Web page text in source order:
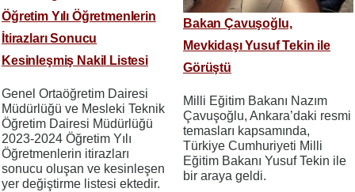
Öğretim Yılı Öğretmenlerin
İtirazları Sonucu
Kesinleşmiş Nakil Listesi
Genel Ortaöğretim Dairesi
Müdürlüğü ve Mesleki Teknik
Öğretim Dairesi Müdürlüğü
2023-2024 Öğretim Yılı
Öğretmenlerin itirazları
sonucu oluşan ve kesinleşen
yer değiştirme listesi ektedir.
Bakan Çavuşoğlu,
Mevkidaşı Yusuf Tekin ile
Görüştü
Milli Eğitim Bakanı Nazım
Çavuşoğlu, Ankara’daki resmi
temasları kapsamında,
Türkiye Cumhuriyeti Milli
Eğitim Bakanı Yusuf Tekin ile
bir araya geldi.